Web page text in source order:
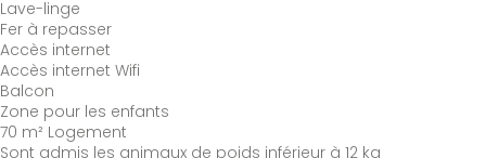
Lave-linge
Fer à repasser
Accès internet
Accès internet Wifi
Balcon
Zone pour les enfants
70 m² Logement
Sont admis les animaux de poids inférieur à 12 kg